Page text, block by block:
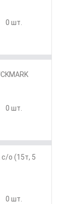
0 шт.
0 шт.
о (15т, 5
0 шт.